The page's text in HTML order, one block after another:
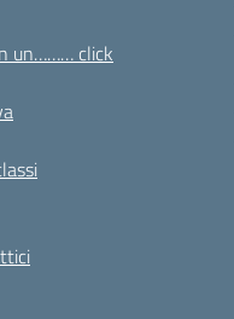
un……… click